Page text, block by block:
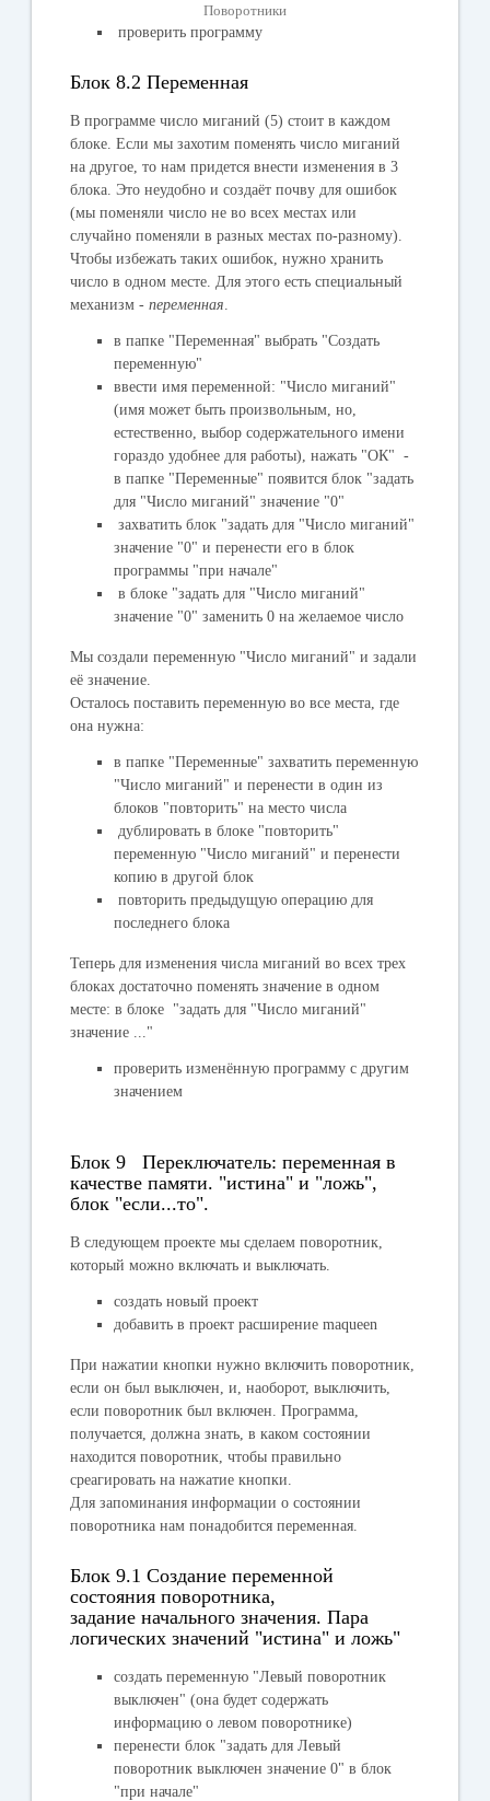
Поворотники
проверить программу
Блок 8.2 Переменная
В программе число миганий (5) стоит в каждом
блоке. Если мы захотим поменять число миганий
на другое, то нам придется внести изменения в 3
блока. Это неудобно и создаёт почву для ошибок
(мы поменяли число не во всех местах или
случайно поменяли в разных местах по-разному).
Чтобы избежать таких ошибок, нужно хранить
число в одном месте. Для этого есть специальный
механизм -переменная
в папке "Переменная" выбрать "Создать
переменную"
ввести имя переменной: "Число миганий"
(имя может быть произвольным, но,
естественно, выбор содержательного имени
гораздо удобнее для работы), нажать "ОК" -
в папке "Переменные" появится блок "задать
для "Число миганий" значение "0"
захватить блок "задать для "Число миганий"
значение "0" и перенести его в блок
программы "при начале"
в блоке "задать для "Число миганий"
значение "0" заменить 0 на желаемое число
Мы создали переменную "Число миганий" и задали
её значение.
Осталось поставить переменную во все места, где
она нужна:
в папке "Переменные" захватить переменную
"Число миганий" и перенести в один из
блоков "повторить" на место числа
дублировать в блоке "повторить"
переменную "Число миганий" и перенести
копию в другой блок
повторить предыдущую операцию для
последнего блока
Теперь для изменения числа миганий во всех трех
блоках достаточно поменять значение в одном
месте: в блоке "задать для "Число миганий"
значение ... "
проверить изменённую программу с другим
значением
Блок 9 Переключатель: переменная в
качестве памяти. "истина" и "ложь",
блок "если...то".
В следующем проекте мы сделаем поворотник,
который можно включать и выключать.
создать новый проект
добавить в проект расширение maqueen
При нажатии кнопки нужно включить поворотник,
если он был выключен, и, наоборот, выключить,
если поворотник был включен. Программа,
получается, должна знать, в каком состоянии
находится поворотник, чтобы правильно
среагировать на нажатие кнопки.
Для запоминания информации о состоянии
поворотника нам понадобится переменная.
Блок 9.1 Создание переменной
состояния поворотника,
задание начального значения. Пара
логических значений "истина" и ложь"
создать переменную "Левый поворотник
выключен" (она будет содержать
информацию о левом поворотнике)
перенести блок "задать для Левый
поворотник выключен значение 0" в блок
"при начале"